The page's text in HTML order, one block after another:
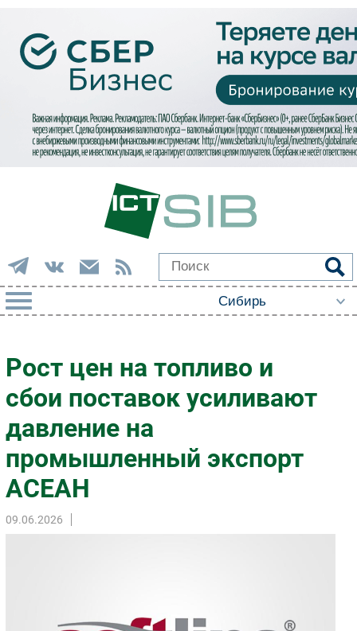
Импорто­замещение
Автоматизация Промышленности
Интернет
Фиксированная связь
Интеграция
Рынок ПК
Маркетинг
Outsourcing
Рост цен на топливо и
сбои поставок усиливают
давление на
промышленный экспорт
АСЕАН
09.06.2026